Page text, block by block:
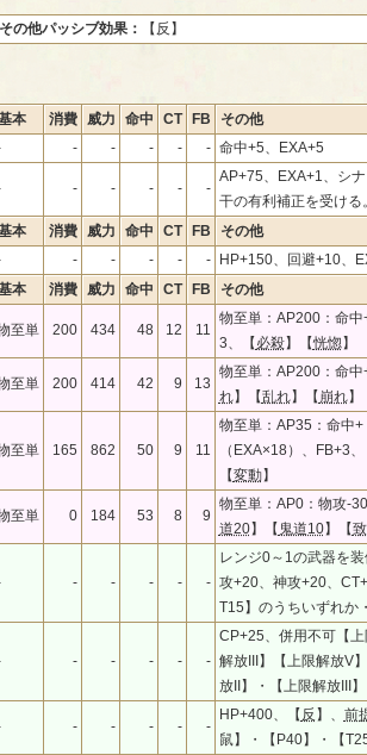
その他パッシブ効果： 【反】
本 消費 威力 命中 CT FB
その他
- - - - - 命中+5、EXA+5
- - - - -
AP+75、EXA+1、シ
干の有利補正を受ける。
本 消費 威力 命中 CT FB
その他
- - - - -
HP+150、回避+10、
本 消費 威力 命中 CT FB その他
至単 200 434 48 12 11
物至単：AP200：命
3、【 必殺】【恍惚】
至単 200 414 42 9 13
物至単：AP200：命
れ】【乱れ】【 崩れ】
至単 165 862 50 9 11
物至単：AP35：命中
（EXA×18）、FB+3、
【変動】
至単 0 184 53 8 9
物至単：AP0：物攻-
道20】【 鬼道10】【
- - - - -
レンジ0～1の武器を
攻+20、神攻+20、
T15】のうちいずれか
- - - - -
CP+25、併用不可【
解放III】【上限解放V】
放II】・【上限解放III】
- - - - -
HP+400、【 反 】、 前
鼠】・【P40】・【